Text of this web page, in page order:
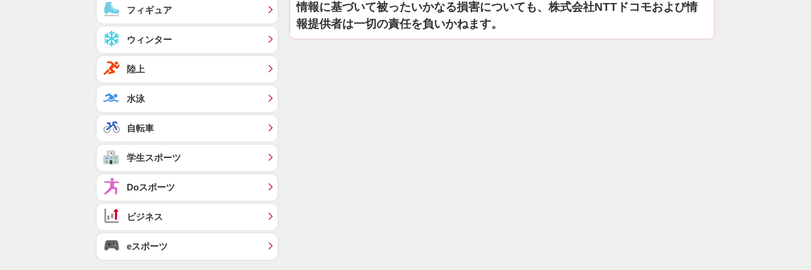
情報に基づいて被ったいかなる損害についても、株式会社NTTドコモおよび情
報提供者は一切の責任を負いかねます。
フィギュア
ウィンター
陸上
水泳
自転車
学生スポーツ
Doスポーツ
ビジネス
eスポーツ